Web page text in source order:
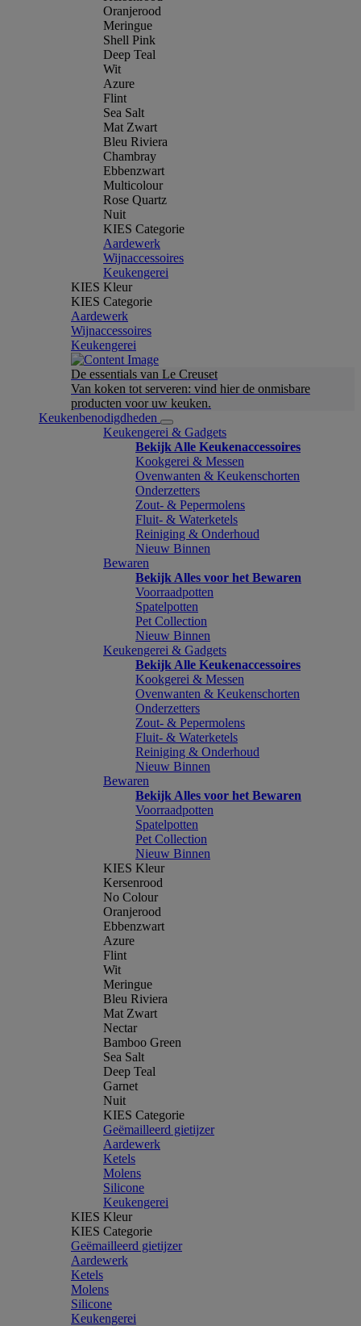
Oranjerood
Meringue
Shell Pink
Deep Teal
Wit
Azure
Flint
Sea Salt
Mat Zwart
Bleu Riviera
Chambray
Ebbenzwart
Multicolour
Rose Quartz
Nuit
KIES Categorie
Aardewerk
Wijnaccessoires
Keukengerei
KIES Kleur
KIES Categorie
Aardewerk
Wijnaccessoires
Keukengerei
De essentials van Le Creuset
Van koken tot serveren: vind hier de onmisbare
producten voor uw keuken.
Keukenbenodigdheden
Keukengerei & Gadgets
Bekijk Alle Keukenaccessoires
Kookgerei & Messen
Ovenwanten & Keukenschorten
Onderzetters
Zout- & Pepermolens
Fluit- & Waterketels
Reiniging & Onderhoud
Nieuw Binnen
Bewaren
Bekijk Alles voor het Bewaren
Voorraadpotten
Spatelpotten
Pet Collection
Nieuw Binnen
Keukengerei & Gadgets
Bekijk Alle Keukenaccessoires
Kookgerei & Messen
Ovenwanten & Keukenschorten
Onderzetters
Zout- & Pepermolens
Fluit- & Waterketels
Reiniging & Onderhoud
Nieuw Binnen
Bewaren
Bekijk Alles voor het Bewaren
Voorraadpotten
Spatelpotten
Pet Collection
Nieuw Binnen
KIES Kleur
Kersenrood
No Colour
Oranjerood
Ebbenzwart
Azure
Flint
Wit
Meringue
Bleu Riviera
Mat Zwart
Nectar
Bamboo Green
Sea Salt
Deep Teal
Garnet
Nuit
KIES Categorie
Geëmailleerd gietijzer
Aardewerk
Ketels
Molens
Silicone
Keukengerei
KIES Kleur
KIES Categorie
Geëmailleerd gietijzer
Aardewerk
Ketels
Molens
Silicone
Keukengerei